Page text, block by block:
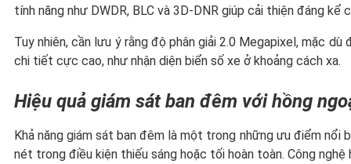
tính năng như DWDR, BLC và 3D-DNR giúp cải thiện đáng
Tuy nhiên, cần lưu ý rằng độ phân giải 2.0 Megapixel, mặc
chi tiết cực cao, như nhận diện biển số xe ở khoảng cách xa.
Hiệu quả giám sát ban đêm với hồng
Khả năng giám sát ban đêm là một trong những ưu điểm nổi
nét trong điều kiện thiếu sáng hoặc tối hoàn toàn. Công